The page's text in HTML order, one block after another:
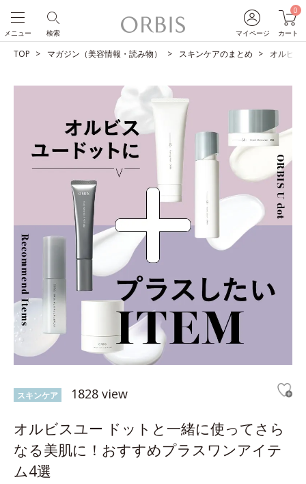
マイページ
0
カート
検索
メニュー
TOP マガジン（美容情報・読み物） スキンケアのまとめ オルビス
スキンケア 1828 view
オルビスユー ドットと一緒に使ってさら
なる美肌に！おすすめプラスワンアイテ
ム4選